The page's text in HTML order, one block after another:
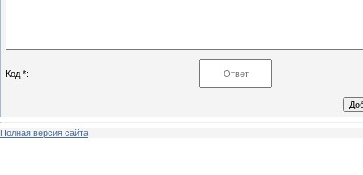
Код *:
Полная версия сайта